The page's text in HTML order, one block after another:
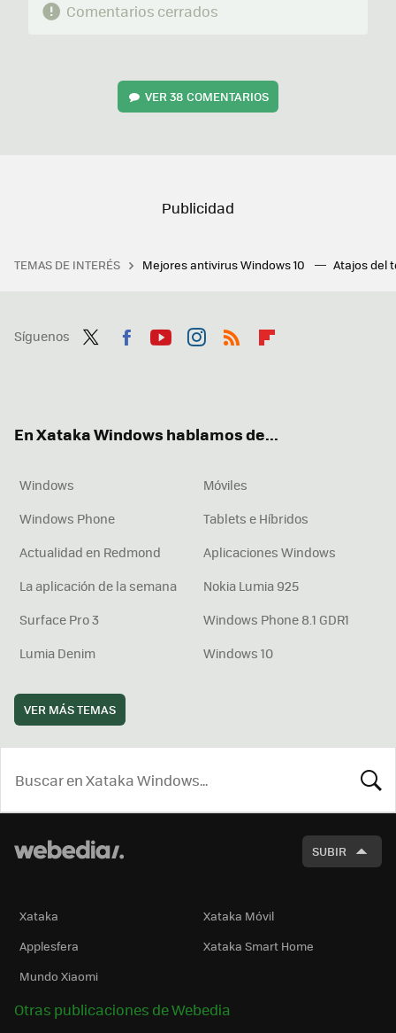
Comentarios cerrados
VER38 COMENTARIOS
TEMAS DE INTERÉS Mejores antivirus Windows 10 Atajos del
Síguenos
En Xataka Windows hablamos de...
Windows
Móviles
Windows Phone
Tablets e Híbridos
Actualidad en Redmond
Aplicaciones Windows
La aplicación de la semana
Nokia Lumia 925
Surface Pro 3
Windows Phone 8.1 GDR1
Lumia Denim
Windows 10
VER MÁS TEMAS
SUBIR
Xataka
Xataka Móvil
Applesfera
Xataka Smart Home
Mundo Xiaomi
Otras publicaciones de Webedia